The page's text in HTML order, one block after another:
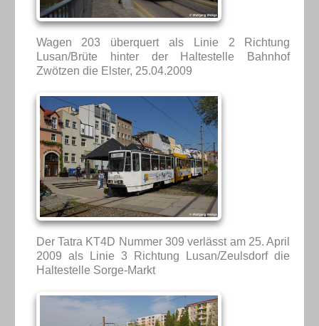
Wagen 203 überquert als Linie 2 Richtung
Lusan/Brüte hinter der Haltestelle Bahnhof
Zwötzen die Elster, 25.04.2009
Der Tatra KT4D Nummer 309 verlässt am 25. April
2009 als Linie 3 Richtung Lusan/Zeulsdorf die
Haltestelle Sorge-Markt